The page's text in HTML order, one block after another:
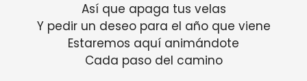
Así que apaga tus velas
Y pedir un deseo para el año que viene
Estaremos aquí animándote
Cada paso del camino